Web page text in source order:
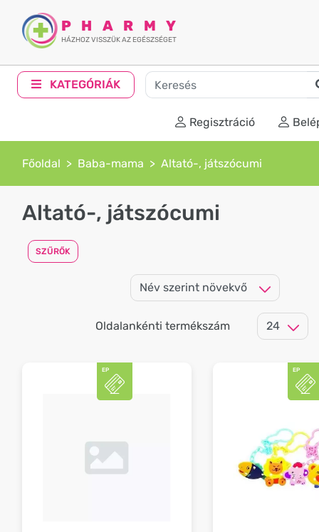
PHARMY
HÁZHOZ VISSZÜK AZ EGÉSZSÉGET
KATEGÓRIÁK
Regisztráció
Főoldal Baba-mama Altató-, játszócumi
Altató-, játszócumi
SZŰRŐK
Oldalankénti termékszám